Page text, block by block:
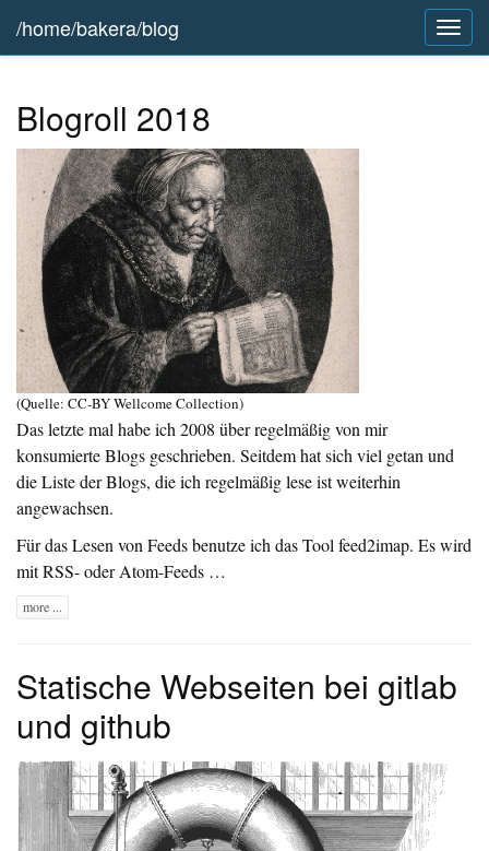
/home/bakera/blog
Blogroll 2018
(Quelle: CC-BY Wellcome Collection)
Das letzte mal habe ich 2008 über regelmäßig von mir
konsumierte Blogs geschrieben. Seitdem hat sich viel getan und
die Liste der Blogs, die ich regelmäßig lese ist weiterhin
angewachsen.
Für das Lesen von Feeds benutze ich das Tool feed2imap . Es wird
mit RSS- oder Atom-Feeds …
more ...
Statische Webseiten bei gitlab
und github